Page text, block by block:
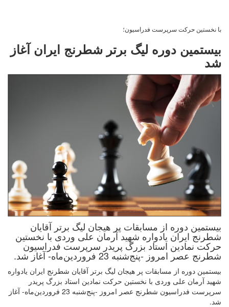
با نخستین حرکت سرپرست فدراسیون؛
بیستمین دوره لیگ برتر شطرنج ایران آغاز
شد
بیستمین دوره از مسابقات پر هیجان لیگ برتر آقایان
شطرنج ایران یادواره شهید آرمان علی وردی با نخستین
حرکت نمادین استاد بزرگ پریدر سرپرست فدراسیون
شطرنج عصر امروز -پنج‌شنبه 23 فروردین‌ماه- آغاز شد.
بیستمین دوره از مسابقات پر هیجان لیگ برتر آقایان شطرنج ایران یادواره
شهید آرمان علی وردی با نخستین حرکت نمادین استاد بزرگ پریدر
سرپرست فدراسیون شطرنج عصر امروز -پنج‌شنبه 23 فروردین‌ماه- آغاز
شد.